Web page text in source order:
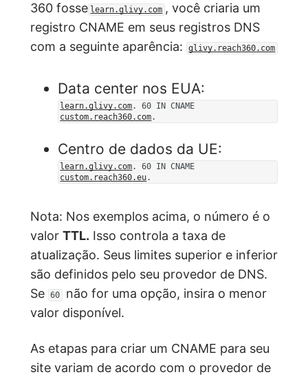
360 fosse learn.glivy.com , você criaria um
registro CNAME em seus registros DNS
com a seguinte aparência:
glivy.reach360.com
Data center nos EUA:
learn.glivy.com. 60 IN CNAME
custom.reach360.com.
Centro de dados da UE:
learn.glivy.com. 60 IN CNAME
custom.reach360.eu.
Nota: Nos exemplos acima, o número é o
valor TTL. Isso controla a taxa de
atualização. Seus limites superior e inferior
são definidos pelo seu provedor de DNS.
Se 60 não for uma opção, insira o menor
valor disponível.
As etapas para criar um CNAME para seu
site variam de acordo com o provedor de